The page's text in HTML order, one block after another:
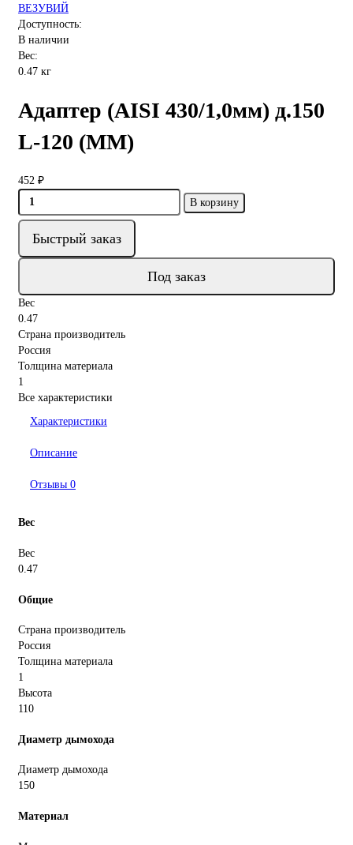
ВЕЗУВИЙ
Доступность:
В наличии
Вес:
0.47 кг
Адаптер (AISI 430/1,0мм) д.150
L-120 (ММ)
452 ₽
В корзину
Быстрый заказ
Под заказ
Вес
0.47
Страна производитель
Россия
Толщина материала
1
Все характеристики
Характеристики
Описание
Отзывы 0
Вес
Вес
0.47
Общие
Страна производитель
Россия
Толщина материала
1
Высота
110
Диаметр дымохода
Диаметр дымохода
150
Материал